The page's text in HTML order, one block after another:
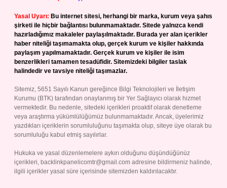
Yasal Uyarı: Bu internet sitesi, herhangi bir marka, kurum veya şahıs
şirketi ile hiçbir bağlantısı bulunmamaktadır. Sitede yalnızca kendi
hazırladığımız makaleler paylaşılmaktadır. Burada yer alan içerikler
haber niteliği taşımamakta olup, gerçek kurum ve kişiler hakkında
paylaşım yapılmamaktadır. Gerçek kurum ve kişiler ile isim
benzerlikleri tamamen tesadüfidir. Sitemizdeki bilgiler taslak
halindedir ve tavsiye niteliği taşımazlar.
Sitemiz, 5651 Sayılı Kanun gereğince Bilgi Teknolojileri ve İletişim
Kurumu (BTK) tarafından onaylanmış bir Yer Sağlayıcı olarak hizmet
vermektedir. Bu nedenle, sitedeki içerikleri proaktif olarak denetleme
veya araştırma yükümlülüğümüz bulunmamaktadır. Ancak, üyelerimiz
yazdıkları içeriklerin sorumluluğunu taşımakta olup, siteye üye olarak bu
sorumluluğu kabul etmiş sayılırlar.
Hukuka ve yasal düzenlemelere aykırı olduğunu düşündüğünüz
içerikleri, backlinkpanelicomtr@gmail.com adresine bildirmeniz halinde,
ilgili içerikler yasal süre içerisinde sitemizden kaldırılacaktır.